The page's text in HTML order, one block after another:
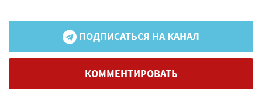
ПОДПИСАТЬСЯ НА КАНАЛ
КОММЕНТИРОВАТЬ